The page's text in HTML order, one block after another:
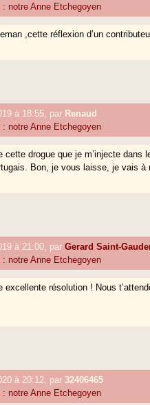
: notre Anne Etchegoyen
,cette réflexion d’un
à 18:55 par Renaud
: notre Anne Etchegoyen
cette drogue que je m’injecte dans
Bon, je vous laisse, je vais à
à 21:00 parGerard Saint-
: notre Anne Etchegoyen
excellente résolution ! Nous
à 20:12 par32406465
: notre Anne Etchegoyen